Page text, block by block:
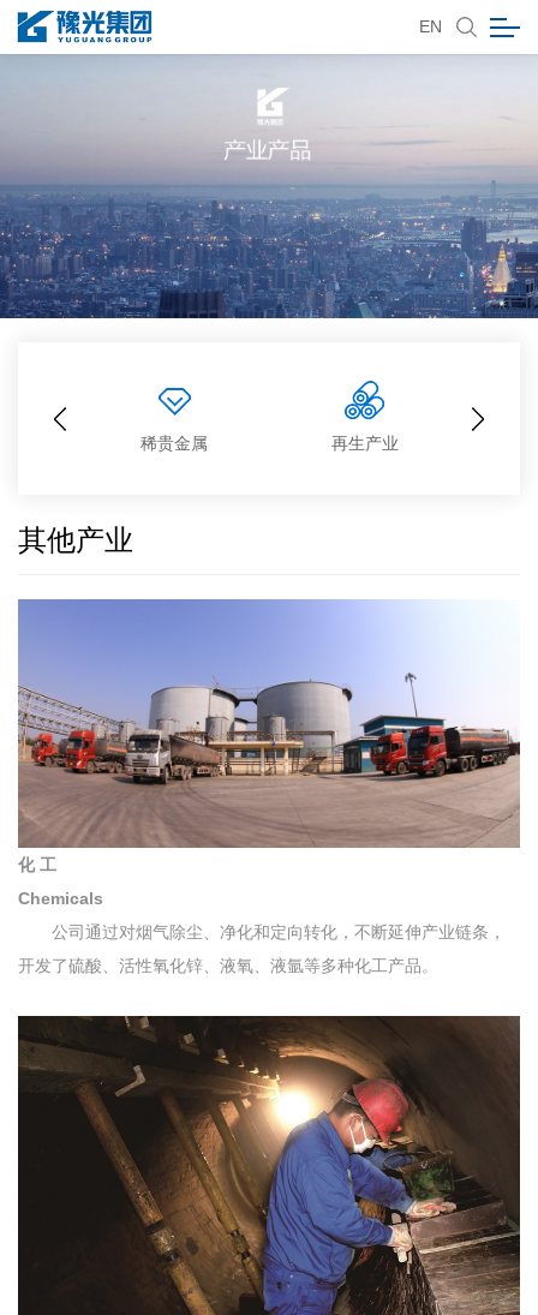
EN
稀贵金属 再生产业
其他产业
化 工
Chemicals
公司通过对烟气除尘、净化和定向转化，不断延伸产业链条，
开发了硫酸、活性氧化锌、液氧、液氩等多种化工产品。